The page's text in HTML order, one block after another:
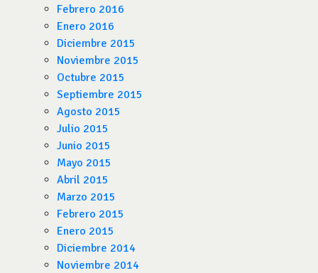
Febrero 2016
Enero 2016
Diciembre 2015
Noviembre 2015
Octubre 2015
Septiembre 2015
Agosto 2015
Julio 2015
Junio 2015
Mayo 2015
Abril 2015
Marzo 2015
Febrero 2015
Enero 2015
Diciembre 2014
Noviembre 2014